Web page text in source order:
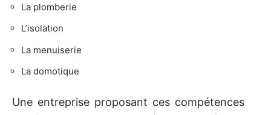
La plomberie
L’isolation
La menuiserie
La domotique
Une entreprise proposant ces compétences